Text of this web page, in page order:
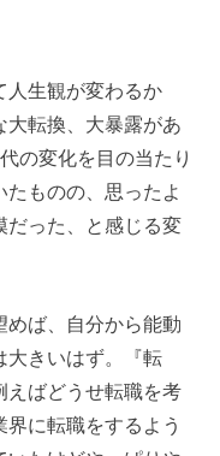
人生観が変わるか
大転換、大暴露があ
の変化を目の当たり
ものの、思ったよ
だった、と感じる変
めば、自分から能動
大きいはず。『転
えばどうせ転職を考
に転職をするよう